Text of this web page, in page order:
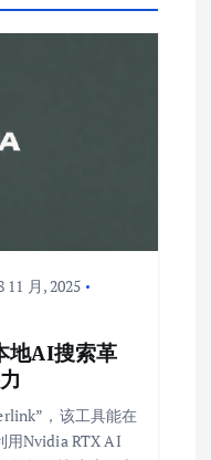
11 月, 2025
AI搜索革
，该工具能在
用Nvidia RTX AI